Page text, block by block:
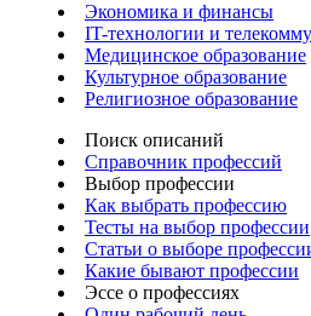
Экономика и финансы
IT-технологии и
Медицинское образование
Культурное образование
Религиозное образование
Поиск описаний
Справочник профессий
Выбор профессии
Как выбрать профессию
Тесты на выбор профессии
Статьи о выборе
Какие бывают профессии
Эссе о профессиях